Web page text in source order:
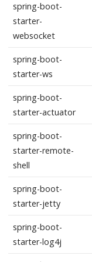
spring-boot-
starter-
websocket
spring-boot-
starter-ws
spring-boot-
starter-actuator
spring-boot-
starter-remote-
shell
spring-boot-
starter-jetty
spring-boot-
starter-log4j